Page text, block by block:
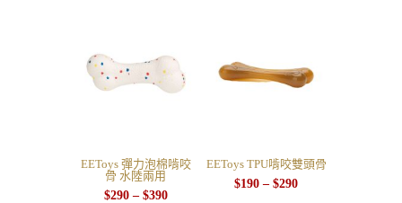
EEToys 彈力泡棉啃咬
骨 水陸兩用
$290– $390
EEToys TPU啃咬雙頭骨
$190 –$290